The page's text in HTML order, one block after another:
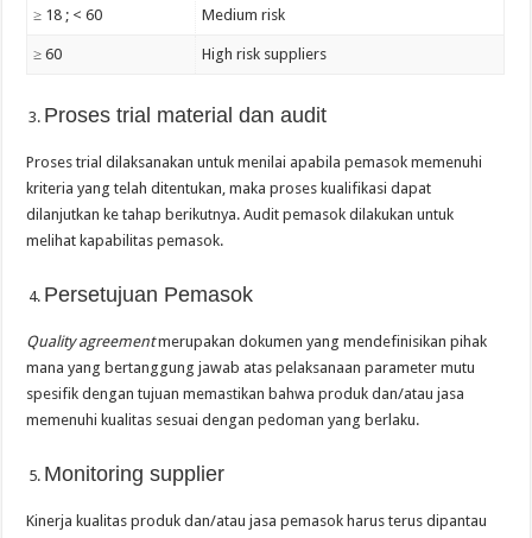
≥ 18 ; < 60 Medium risk
≥ 60 High risk suppliers
Proses trial material dan audit
Proses trial dilaksanakan untuk menilai apabila pemasok memenuhi
kriteria yang telah ditentukan, maka proses kualifikasi dapat
dilanjutkan ke tahap berikutnya. Audit pemasok dilakukan untuk
melihat kapabilitas pemasok.
Persetujuan Pemasok
Quality agreementmerupakan dokumen yang mendefinisikan pihak
mana yang bertanggung jawab atas pelaksanaan parameter mutu
spesifik dengan tujuan memastikan bahwa produk dan/atau jasa
memenuhi kualitas sesuai dengan pedoman yang berlaku.
Monitoring supplier
Kinerja kualitas produk dan/atau jasa pemasok harus terus dipantau